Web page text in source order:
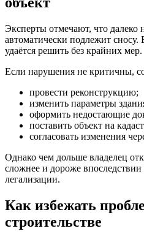
Эксперты отмечают, что далеко
автоматически подлежит
удаётся решить без крайних мер.
Если нарушения не критичны,
провести реконструкцию;
изменить параметры
оформить недостающие
поставить объект на
согласовать изменения
Однако чем дольше владелец
сложнее и дороже впоследствии
легализации.
Как избежать
строительстве